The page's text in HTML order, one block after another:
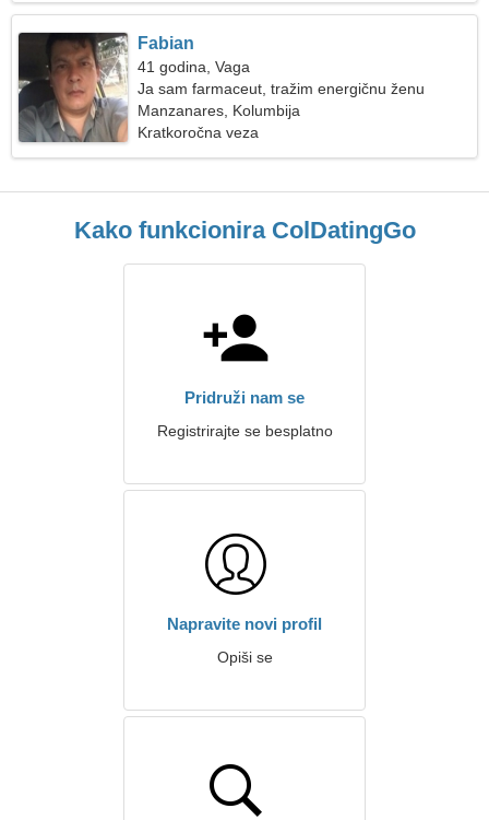
Fabian
41 godina, Vaga
Ja sam farmaceut, tražim energičnu ženu
Manzanares, Kolumbija
Kratkoročna veza
Kako funkcionira ColDatingGo
Pridruži nam se
Registrirajte se besplatno
Napravite novi profil
Opiši se